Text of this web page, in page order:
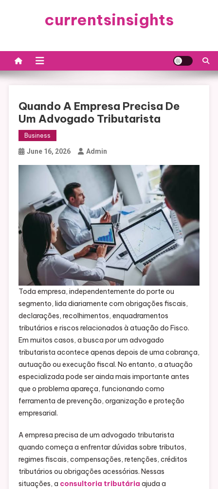
currentsinsights
Quando A Empresa Precisa De
Um Advogado Tributarista
Business
June 16, 2026 Admin
Toda empresa, independentemente do porte ou
segmento, lida diariamente com obrigações fiscais,
declarações, recolhimentos, enquadramentos
tributários e riscos relacionados à atuação do Fisco.
Em muitos casos, a busca por um advogado
tributarista acontece apenas depois de uma cobrança,
autuação ou execução fiscal. No entanto, a atuação
especializada pode ser ainda mais importante antes
que o problema apareça, funcionando como
ferramenta de prevenção, organização e proteção
empresarial.
A empresa precisa de um advogado tributarista
quando começa a enfrentar dúvidas sobre tributos,
regimes fiscais, compensações, retenções, créditos
tributários ou obrigações acessórias. Nessas
situações, a consultoria tributária ajuda a